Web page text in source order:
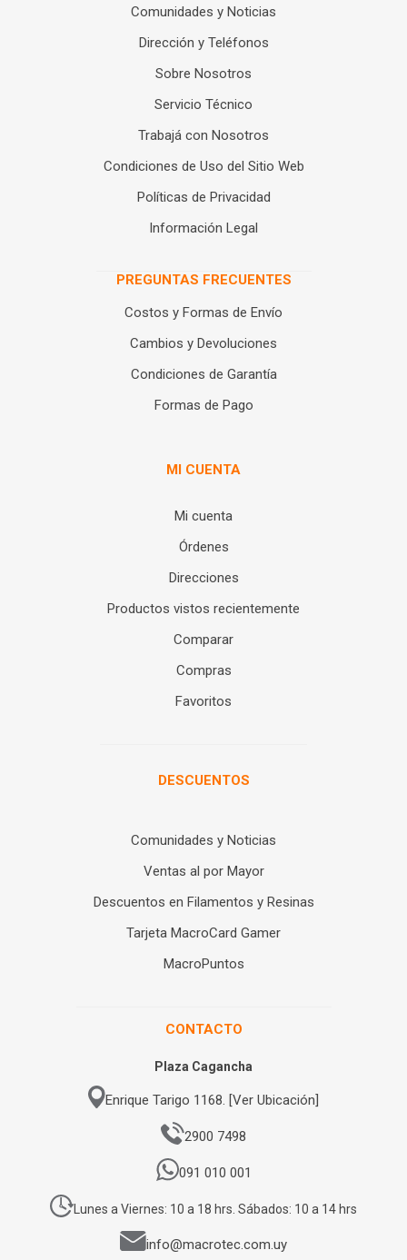
Comunidades y Noticias
Dirección y Teléfonos
Sobre Nosotros
Servicio Técnico
Trabajá con Nosotros
Condiciones de Uso del Sitio Web
Políticas de Privacidad
Información Legal
PREGUNTAS FRECUENTES
Costos y Formas de Envío
Cambios y Devoluciones
Condiciones de Garantía
Formas de Pago
MI CUENTA
Mi cuenta
Órdenes
Direcciones
Productos vistos recientemente
Comparar
Compras
Favoritos
DESCUENTOS
Comunidades y Noticias
Ventas al por Mayor
Descuentos en Filamentos y Resinas
Tarjeta MacroCard Gamer
MacroPuntos
CONTACTO
Plaza Cagancha
Enrique Tarigo 1168. [Ver Ubicación]
2900 7498
091 010 001
Lunes a Viernes: 10 a 18 hrs. Sábados: 10 a 14 hrs
info@macrotec.com.uy